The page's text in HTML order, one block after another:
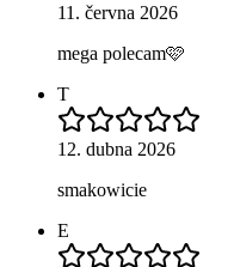
11. června 2026
mega polecam🩷
T
12. dubna 2026
smakowicie
E